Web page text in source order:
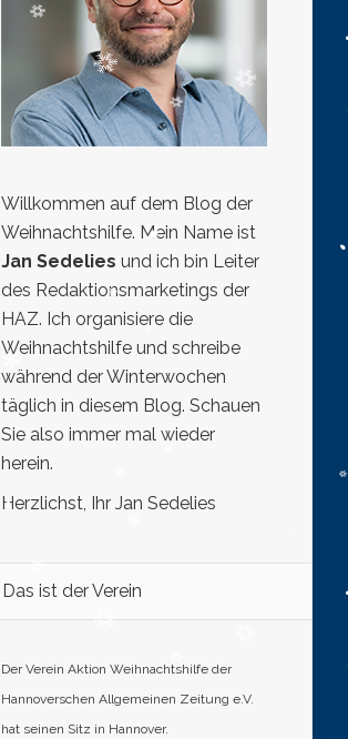
Willkommen auf dem Blog der
Weihnachtshilfe. Mein Name ist
Jan Sedelies und ich bin Leiter
des Redaktionsmarketings der
HAZ. Ich organisiere die
Weihnachtshilfe und schreibe
während der Winterwochen
täglich in diesem Blog. Schauen
Sie also immer mal wieder
herein.
Herzlichst, Ihr Jan Sedelies
Das ist der Verein
Der Verein Aktion Weihnachtshilfe der
Hannoverschen Allgemeinen Zeitung e.V.
hat seinen Sitz in Hannover.